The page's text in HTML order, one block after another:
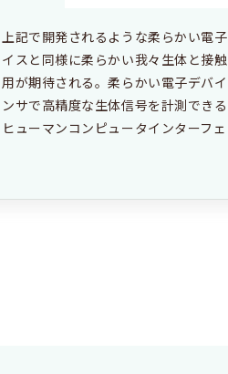
上記で開発されるような柔らかい電
イスと同様に柔らかい我々生体と接
用が期待される。柔らかい電子デバ
ンサで高精度な生体信号を計測でき
ヒューマンコンピュータインターフ